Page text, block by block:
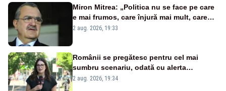
Miron Mitrea: „Politica nu se face pe care
e mai frumos, care înjură mai mult, care
țipă mai tare, ci pe proiecte”
2 aug. 2026, 19:33
Românii se pregătesc pentru cel mai
sumbru scenariu, odată cu alerta
energetică
2 aug. 2026, 19:34